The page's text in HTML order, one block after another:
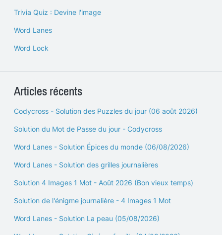
Trivia Quiz : Devine l'image
Word Lanes
Word Lock
Articles récents
Codycross - Solution des Puzzles du jour (06 août 2026)
Solution du Mot de Passe du jour - Codycross
Word Lanes - Solution Épices du monde (06/08/2026)
Word Lanes - Solution des grilles journalières
Solution 4 Images 1 Mot - Août 2026 (Bon vieux temps)
Solution de l'énigme journalière - 4 Images 1 Mot
Word Lanes - Solution La peau (05/08/2026)